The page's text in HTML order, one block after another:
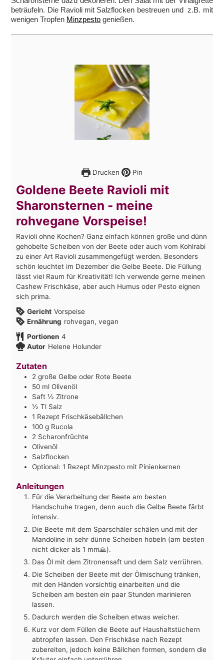
beträufeln. Die Ravioli mit Salzflocken bestreuen und z.B. mit
wenigen Tropfen Minzpesto genießen.
Drucken Pin
Goldene Beete Ravioli mit
Sharonsternen - meine
rohvegane Vorspeise!
Ravioli ohne Kochen? Ganz einfach können große und dünn
gehobelte Scheiben von der Beete oder auch vom Kohlrabi
zu einer Art Ravioli zusammengefügt werden. Besonders
schön leuchtet im Dezember die Gelbe Beete. Die Füllung
lässt viel Raum für Kreativität! Ich verwende gerne meinen
Cashew Frischkäse, aber auch Humus oder Pesto eignen
sich prima.
Gericht Vorspeise
Ernährung rohvegan, vegan
Portionen 4
Autor Helene Holunder
Zutaten
2 große Gelbe oder Rote Beete
50 ml Olivenöl
Saft ½ Zitrone
½ Tl Salz
1 Rezept Frischkäsebällchen
100 g Rucola
2 Scharonfrüchte
Olivenöl
Salzflocken
Optional: 1 Rezept Minzpesto mit Pinienkernen
Anleitungen
Für die Verarbeitung der Beete am besten
Handschuhe tragen, denn auch die Gelbe Beete färbt
intensiv.
Die Beete mit dem Sparschäler schälen und mit der
Mandoline in sehr dünne Scheiben hobeln (am besten
nicht dicker als 1 mm🙏).
Das Öl mit dem Zitronensaft und dem Salz verrühren.
Die Scheiben der Beete mit der Ölmischung tränken,
mit den Händen vorsichtig einarbeiten und die
Scheiben am besten ein paar Stunden marinieren
lassen.
Dadurch werden die Scheiben etwas weicher.
Kurz vor dem Füllen die Beete auf Haushaltstüchern
abtropfen lassen. Den Frischkäse nach Rezept
zubereiten, jedoch keine Bällchen formen, sondern die